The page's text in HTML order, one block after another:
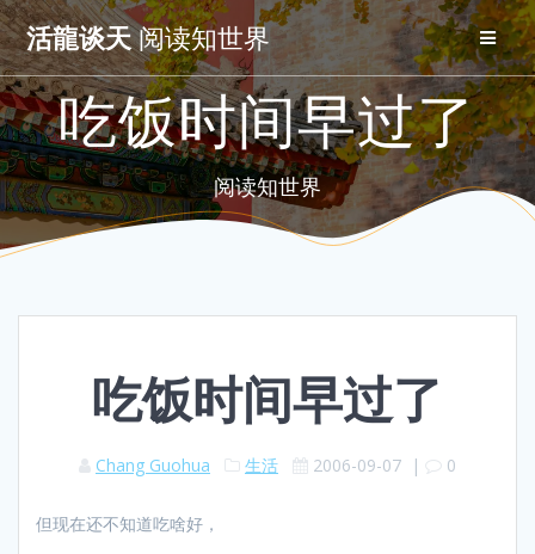
Skip
to
content
活龍谈天阅读知世界
吃饭时间早过了
阅读知世界
吃饭时间早过了
Chang Guohua 生活 2006-09-07 | 0
但现在还不知道吃啥好，